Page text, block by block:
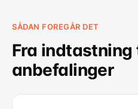
SÅDAN FOREGÅR DET
Fra indtastning
anbefalinger